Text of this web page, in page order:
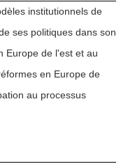
institutionnels de
ses politiques dans son
Europe de l'est et au
en Europe de
au processus